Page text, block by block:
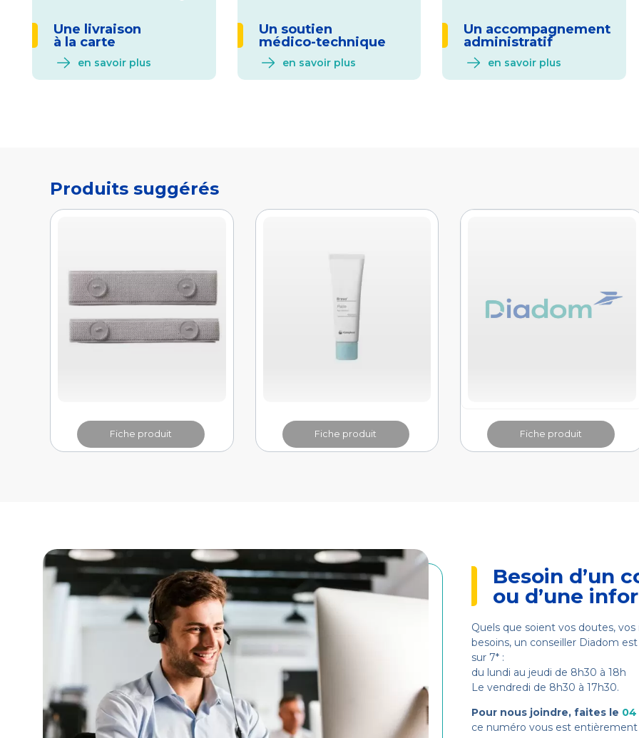
Une livraison
à la carte
en savoir plus
Un soutien
médico-technique
en savoir plus
Un accompagnement
administratif
en savoir plus
Fiche produit Fiche produit Fiche produit
Besoin d’un
ou d’une
Quels que soient vos doutes,
besoins, un conseiller Diadom
sur 7* :
du lundi au jeudi de 8h30 à 18h
Le vendredi de 8h30 à 17h30.
Pour nous joindre, faites le 04
ce numéro vous est entièrement